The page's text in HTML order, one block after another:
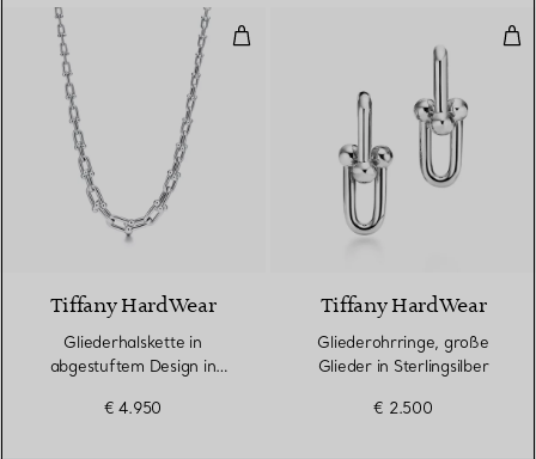
Gliederhalskette in abgestuftem
Tiffany HardWear
Gliederhalskette in
abgestuftem Design in
€ 4.950
Tiffany HardWear
Gliederohrringe, große
Glieder in Sterlingsilber
€ 2.500